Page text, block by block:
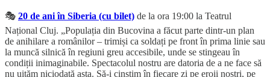
🎭 20 de ani în Siberia (cu bilet) de la ora 19:00 la Teatrul
Național Cluj. „Populația din Bucovina a făcut parte dintr-un plan
de anihilare a românilor – trimiși ca soldați pe front în prima linie sau
la muncă silnică în regiuni greu accesibile, unde se stingeau în
condiții inimaginabile. Spectacolul nostru are datoria de a ne face să
nu uităm niciodată asta. Să-i cinstim în fiecare zi pe eroii noștri, pe